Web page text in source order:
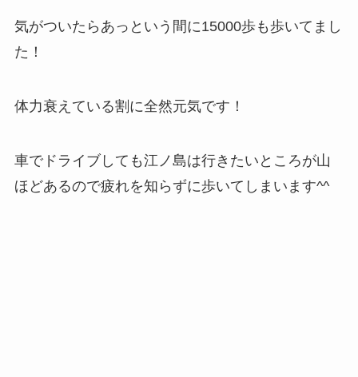
気がついたらあっという間に15000歩も歩いてまし
た！
体力衰えている割に全然元気です！
車でドライブしても江ノ島は行きたいところが山
ほどあるので疲れを知らずに歩いてしまいます^^